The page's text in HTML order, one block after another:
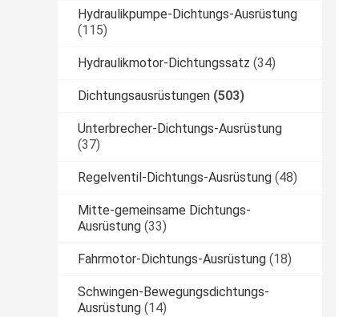
Hydraulikpumpe-Dichtungs-Ausrüstung
(115)
Hydraulikmotor-Dichtungssatz (34)
Dichtungsausrüstungen (503)
Unterbrecher-Dichtungs-Ausrüstung
(37)
Regelventil-Dichtungs-Ausrüstung (48)
Mitte-gemeinsame Dichtungs-
Ausrüstung (33)
Fahrmotor-Dichtungs-Ausrüstung (18)
Schwingen-Bewegungsdichtungs-
Ausrüstung (14)